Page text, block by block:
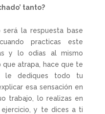
tanto?
será la respuesta base
practicas este
y lo odias al mismo
que atrapa, hace que te
le dediques todo tu
esa sensación en
trabajo, lo realizas en
y te dices a ti